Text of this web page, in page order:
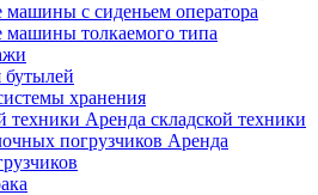
с сиденьем оператора
толкаемого типа
бутылей
хранения
Аренда складской техники
Аренда